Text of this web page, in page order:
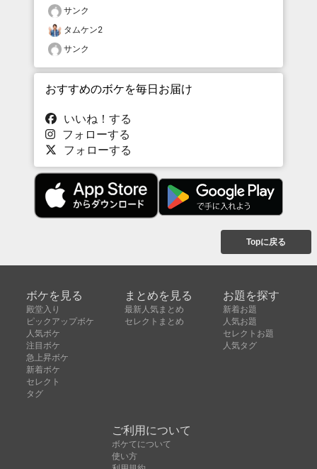
サンク
タムケン2
サンク
おすすめのボケを毎日お届け
いいね！する
フォローする
フォローする
Topに戻る
ボケを見る
殿堂入り
ピックアップボケ
人気ボケ
注目ボケ
急上昇ボケ
新着ボケ
セレクト
タグ
まとめを見る
最新人気まとめ
セレクトまとめ
お題を探す
新着お題
人気お題
セレクトお題
人気タグ
ご利用について
ボケてについて
使い方